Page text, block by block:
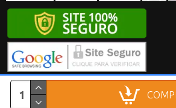
Chamas do Prazer 2018 - 2024 - Todos os direitos reservados.